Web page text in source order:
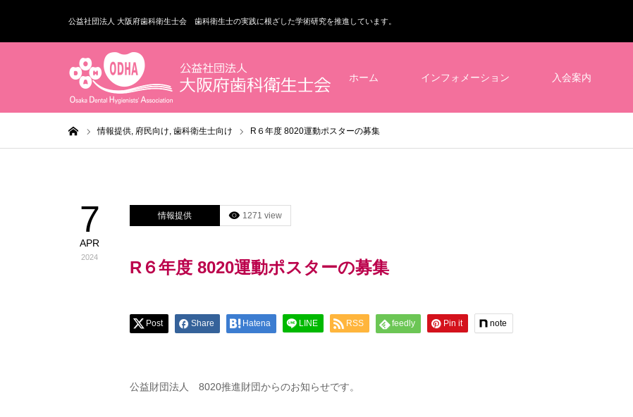
公益社団法人 大阪府歯科衛生士会 歯科衛生士の実践に根ざした学術研究を推進しています。
ホーム インフォメーション 入会案内
情報提供, 府民向け, 歯科衛生士向け R６年度 8020運動ポスターの募集
7
APR
2024
情報提供 1271 view
R６年度 8020運動ポスターの募集
Post Share Hatena LINE RSS feedly Pin it note
公益財団法人 8020推進財団からのお知らせです。